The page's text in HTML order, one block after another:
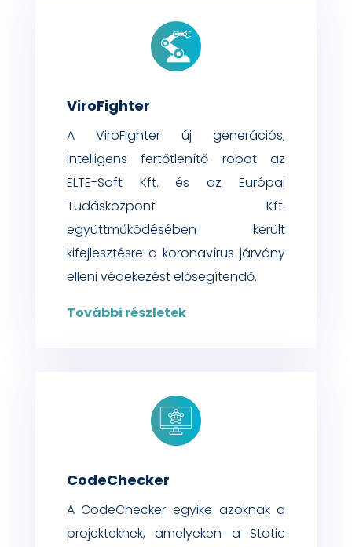
ViroFighter
A ViroFighter új generációs,
intelligens fertőtlenítő robot az
ELTE-Soft Kft. és az Európai
Tudásközpont Kft.
együttműködésében került
kifejlesztésre a koronavírus járvány
elleni védekezést elősegítendő.
További részletek
CodeChecker
ACodeChecker egyike azoknak a
projekteknek, amelyeken aStatic